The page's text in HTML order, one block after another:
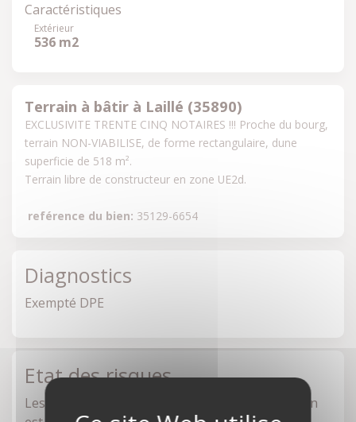
Caractéristiques
Extérieur
536 m2
Terrain à bâtir à Laillé (35890)
EXCLUSIVITE TRENTE CINQ NOTAIRES !!! Proche du bourg,
terrain NON-VIABILISE, de forme rectangulaire, dune
superficie de 518 m².
Terrain libre de constructeur en zone UE2d.
reférence du bien: 35129-6654
Diagnostics
Exempté DPE
Etat des risques
Les informations sur les risques auxquels ce bien